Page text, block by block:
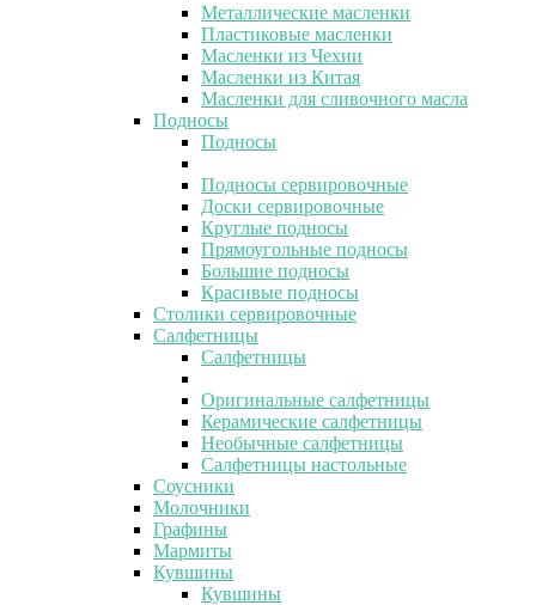
Металлические масленки
Пластиковые масленки
Масленки из Чехии
Масленки из Китая
Масленки для сливочного масла
Подносы
Подносы
Подносы сервировочные
Доски сервировочные
Круглые подносы
Прямоугольные подносы
Большие подносы
Красивые подносы
Столики сервировочные
Салфетницы
Салфетницы
Оригинальные салфетницы
Керамические салфетницы
Необычные салфетницы
Салфетницы настольные
Соусники
Молочники
Графины
Мармиты
Кувшины
Кувшины